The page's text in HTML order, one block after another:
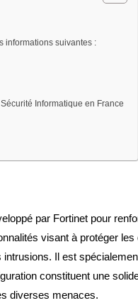
informations suivantes :
Informatique en France
par Fortinet pour
visant à protéger
Il est
constituent une
diverses menaces.